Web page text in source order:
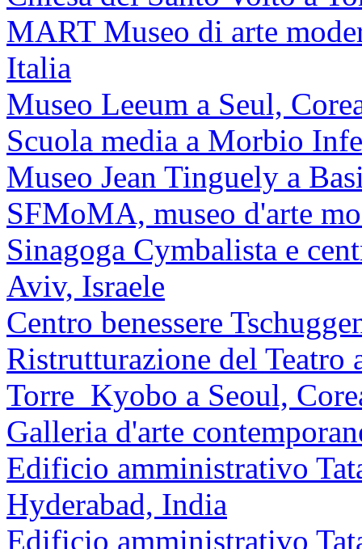
MART Museo di arte
Italia
Museo Leeum a Seul,
Scuola media a Morbio
Museo Jean Tinguely a
SFMoMA, museo d'arte
Sinagoga Cymbalista e
Aviv, Israele
Centro benessere
Ristrutturazione del
Torre Kyobo a Seoul,
Galleria d'arte
Edificio amministrativo
Hyderabad, India
Edificio amministrativo